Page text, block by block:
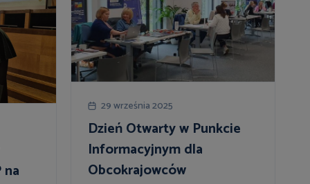
29 września 2025
Dzień Otwarty w Punkcie
Informacyjnym dla
Obcokrajowców